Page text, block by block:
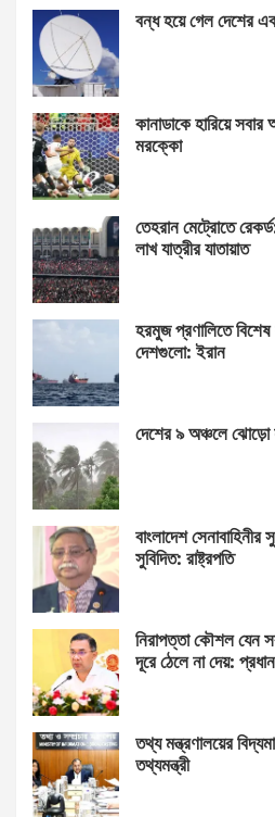
বন্ধ হয়ে গেল দেশের
কানাডাকে হারিয়ে
মরক্কো
তেহরান মেট্রোতে
লাখ যাত্রীর যাতায়াত
হরমুজ প্রণালিতে বিশেষ
দেশগুলো: ইরান
দেশের ৯ অঞ্চলে ঝোড়ো
বাংলাদেশ
সুবিদিত: রাষ্ট্রপতি
নিরাপত্তা কৌশল যেন
দূরে ঠেলে না দেয়:
তথ্য মন্ত্রণালয়ের
তথ্যমন্ত্রী